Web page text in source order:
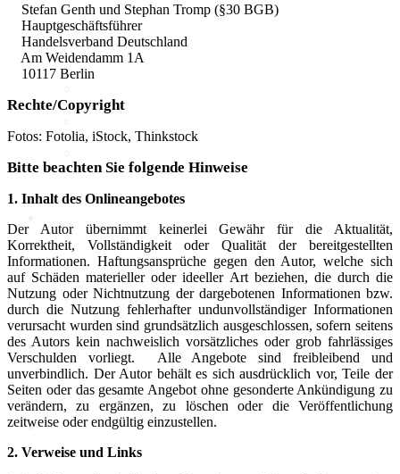
Cyber-Sicherheit im Handel
Tipps und Infomaterial
Allianz für Cyber-Sicherheit
IT-Grundschutzprofil
E-Commerce
Sale
Unternehmenswebseite
Best-Practices ZukunftHandel
Deep Dive Künstliche
Intelligenz
KI-Kompetenzen
Digitale Innenstadt
Der HDE
Stefan Genth und Stephan Tromp (§30 BGB)
Hauptgeschäftsführer
Handelsverband Deutschland
Am Weidendamm 1A
10117 Berlin
Rechte/Copyright
Fotos: Fotolia, iStock, Thinkstock
Bitte beachten Sie folgende Hinweise
1. Inhalt des Onlineangebotes
Der Autor übernimmt keinerlei Gewähr für die Aktualität,
Korrektheit, Vollständigkeit
oder Qualität der bereitgestellten
Informationen. Haftungsansprüche gegen den Autor, welche sich
auf Schäden materieller oder ideeller Art beziehen, die durch die
Nutzung oder Nichtnutzung der dargebotenen Informationen bzw.
durch die Nutzung fehlerhafter undunvollständiger Informationen
verursacht wurden sind grundsätzlich ausgeschlossen, sofern seitens
des Autors kein nachweislich vorsätzliches oder grob fahrlässiges
Verschulden
vorliegt. Alle Angebote sind freibleibend und
unverbindlich. Der Autor behält es sich ausdrücklich vor, Teile der
Seiten oder das gesamte Angebot ohne gesonderte Ankündigung zu
verändern,
zu ergänzen, zu löschen oder die Veröffentlichung
zeitweise oder endgültig einzustellen.
2. Verweise und Links